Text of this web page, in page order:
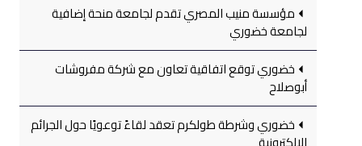
مؤسسة منيب المصري تقدم لجامعة منحة إضافية
لجامعة خضوري
خضوري توقع اتفاقية تعاون مع شركة مفروشات
أبوصلاح
خضوري وشرطة طولكرم تعقد لقاءً توعويًا حول الجرائم